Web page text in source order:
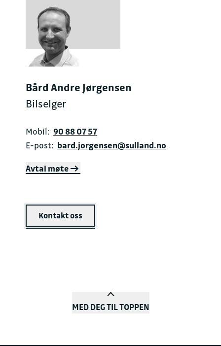
Bård Andre Jørgensen
Bilselger
Mobil: 90 88 07 57
E-post: bard.jorgensen@sulland.no
Avtal møte
Kontakt oss
MED DEG TIL TOPPEN